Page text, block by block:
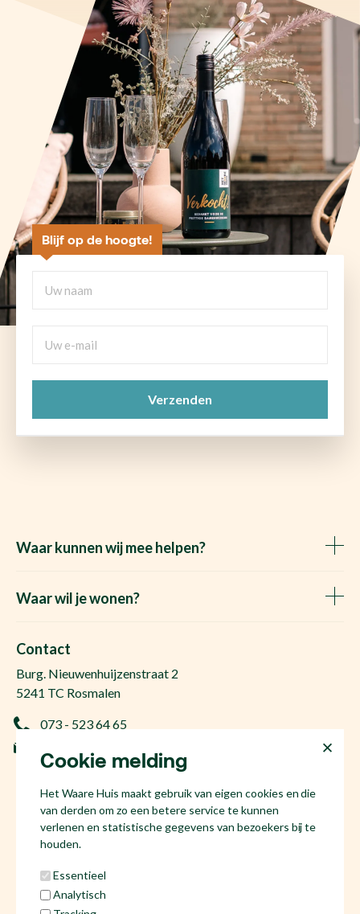
Blijf op de hoogte!
naam
Cookie melding
Het Waare Huis maakt gebruik van eigen cookies en die
van derden om zo een betere service te kunnen
verlenen en statistische gegevens van bezoekers bij te
houden.
Essentieel
Analytisch
Waar kunnen wij mee helpen?
Het Waare Huis zoekt
Gratis woningwaarde
Vraag de kosten op
Ervaringen
Taxatie
Waar wil je wonen?
Makelaar Den Bosch
Huis kopen Nuland
Huis kopen Berlicum
Huis kopen Vinkel
Huis kopen Kruisstraat
Huis kopen Rosmalen
Huis verkopen Den Bosch
Contact
Burg. Nieuwenhuijzenstraat 2
5241 TC Rosmalen
073 - 523 64 65
NL81 53.60.447.B01
Social media